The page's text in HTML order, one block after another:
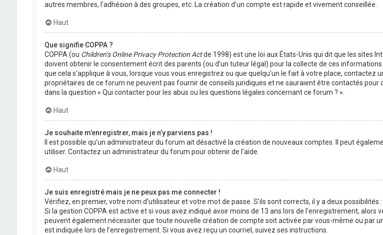
autres membres, l’adhésion à des groupes, etc. La création d’un compte est rapide et vivement conseillée.
Haut
Que signifie COPPA ?
COPPA (ou Children’s Online Privacy Protection Actde 1998) est une loi aux États-Unis qui dit que les sites
doivent obtenir le consentement écrit des parents (ou d’un tuteur légal) pour la collecte de ces
que cela s’applique à vous, lorsque vous vous enregistrez ou que quelqu’un le fait à votre place,
propriétaires de ce forum ne peuvent pas fournir de conseils juridiques et ne sauraient être contactés
dans la question « Qui contacter pour les abus ou les questions légales concernant ce forum ? ».
Haut
Je souhaite m’enregistrer, mais je n’y parviens pas !
Il est possible qu’un administrateur du forum ait désactivé la création de nouveaux comptes. Il peut
utiliser. Contactez un administrateur du forum pour obtenir de l’aide.
Haut
Je suis enregistré mais je ne peux pas me connecter !
Vérifiez, en premier, votre nom d’utilisateur et votre mot de passe. S’ils sont corrects, il y a deux possibilités :
Si la gestion COPPA est active et si vous avez indiqué avoir moins de 13 ans lors de l’enregistrement,
peuvent également nécessiter que toute nouvelle création de compte soit activée par vous-même ou par
est indiquée lors de l’enregistrement. Si vous avez reçu un courriel, suivez ses instructions.